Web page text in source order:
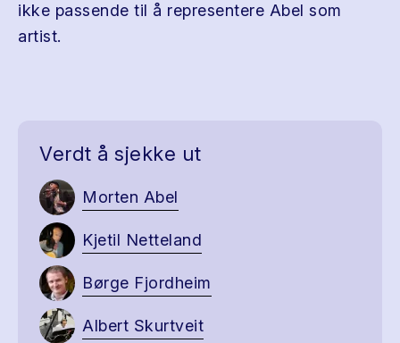
ikke passende til å representere Abel som
artist.
Verdt å sjekke ut
Morten Abel
Kjetil Netteland
Børge Fjordheim
Albert Skurtveit